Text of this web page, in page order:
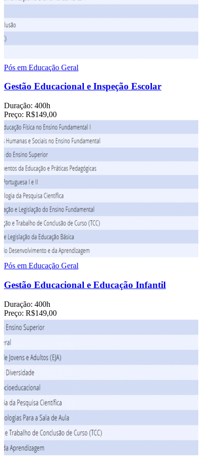
Pós em Educação Geral
Gestão Educacional e Inspeção Escolar
Duração: 400h
Preço: R$149,00
Pós em Educação Geral
Gestão Educacional e Educação Infantil
Duração: 400h
Preço: R$149,00